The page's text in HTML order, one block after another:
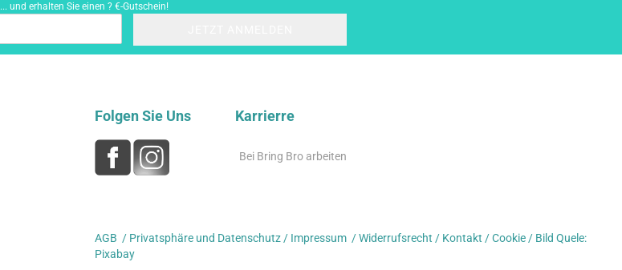
... und erhalten Sie einen ? €-Gutschein!
Folgen Sie Uns Karrierre
Bei Bring Bro arbeiten
AGB / Privatsphäre und Datenschutz / Impressum /Widerrufsrecht / Kontakt /Cookie / Bild Quele:
Pixabay